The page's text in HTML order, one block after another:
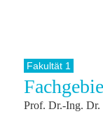
Fakultät 1
Prof. Dr.-Ing. Dr.